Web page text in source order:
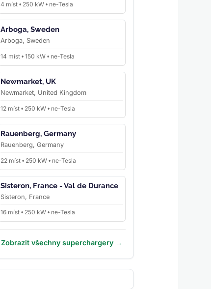
4 míst • 250 kW • ne-Tesla
Arboga, Sweden
Arboga, Sweden
14 míst • 150 kW • ne-Tesla
Newmarket, UK
Newmarket, United Kingdom
12 míst • 250 kW • ne-Tesla
Rauenberg, Germany
Rauenberg, Germany
22 míst • 250 kW • ne-Tesla
Sisteron, France - Val de Durance
Sisteron, France
16 míst • 250 kW • ne-Tesla
Zobrazit všechny superchargery →